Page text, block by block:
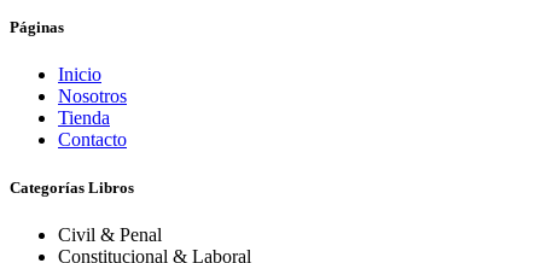
Páginas
Inicio
Nosotros
Tienda
Contacto
Categorías Libros
Civil & Penal
Constitucional & Laboral